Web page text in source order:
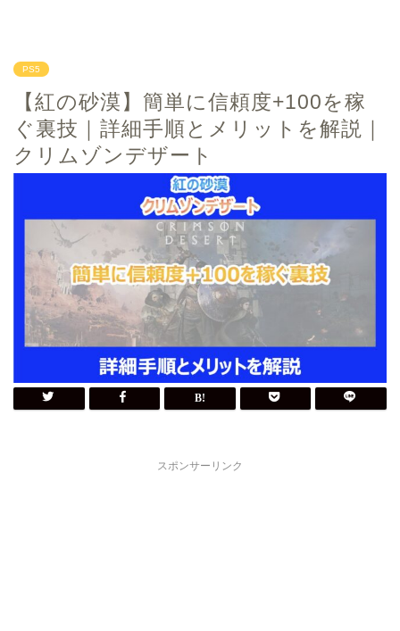
PS5
【紅の砂漠】簡単に信頼度+100を稼
ぐ裏技｜詳細手順とメリットを解説｜
クリムゾンデザート
スポンサーリンク